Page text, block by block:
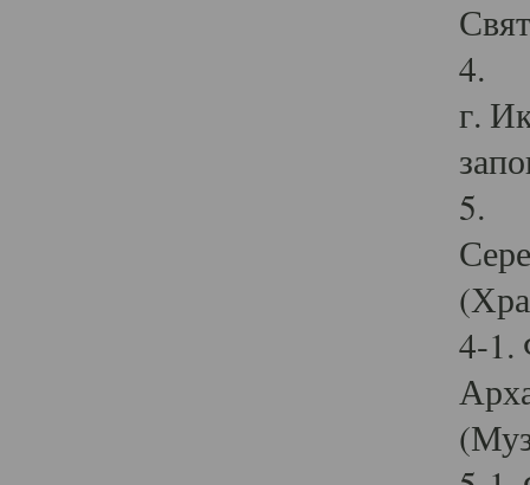
4.
г.
5.
4-1.